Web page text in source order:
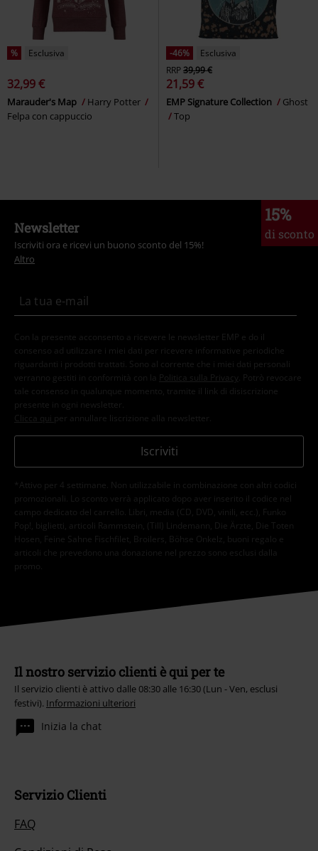
% Esclusiva
32,99 €
Marauder's Map
Harry Potter
Felpa con cappuccio
-46%
Esclusiva
RRP39,99 €
21,59 €
EMP Signature Collection
Ghost
Top
15%
di sconto
Newsletter
Iscriviti ora e ricevi un buono sconto del 15%!
Altro
Con la presente acconsento a ricevere le newsletter EMP e do il
consenso ad utilizzare i miei dati per ricevere informative periodiche
riguardanti i prodotti trattati. Sono al corrente che i miei dati personali
verranno gestiti in conformità con la
Politica sulla Privacy
. Potrò revocare
tale consenso in qualunque momento, tramite il link di disiscrizione
presente in ogni newsletter.
Clicca qui per annullare liscrizione alla newsletter.
Iscriviti
*Attivo per 4 settimane. Non utilizzabile in combinazione con altri codici
promozionali. Lo sconto verrà applicato dopo aver inserito il codice nel
campo dedicato del carrello. Libri, media (CD, DVD, vinili, ecc.), Funko
Pop!, biglietti, articoli Rammstein, (Till) Lindemann, Die Ärzte, Die Toten
Hosen, Feine Sahne Fischfilet, Broilers, Böhse Onkelz, buoni regalo e
articoli che prevedono una donazione nel prezzo sono esclusi dalla
promo.
Il nostro servizio clienti è qui per te
Il servizio clienti è attivo dalle 08:30 alle 16:30 (Lun - Ven, esclusi
festivi). Informazioni ulteriori
Inizia la chat
Servizio Clienti
FAQ